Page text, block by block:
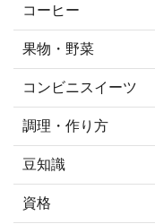
コーヒー
果物・野菜
コンビニスイーツ
調理・作り方
豆知識
資格